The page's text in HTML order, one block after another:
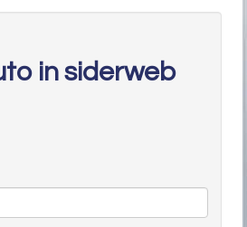
in siderweb